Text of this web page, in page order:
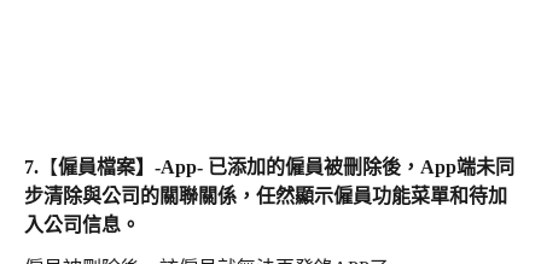
7.【僱員檔案】-App- 已添加的僱員被刪除後，App端未同
步清除與公司的關聯關係，任然顯示僱員功能菜單和待加
入公司信息。